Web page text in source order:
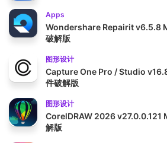
Apps
Wondershare Repairit v6.5.8
破解版
图形设计
Capture One Pro / Studio
件破解版
图形设计
CorelDRAW 2026 v27.0.0.121
解版